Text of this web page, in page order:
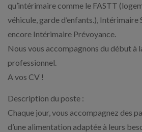
qu’intérimaire comme le FASTT
véhicule, garde d’enfants.), Intérimaire
encore Intérimaire Prévoyance.
Nous vous accompagnons du début à
professionnel.
A vos CV !
Description du poste :
Chaque jour, vous accompagnez des
d’une alimentation adaptée à leurs